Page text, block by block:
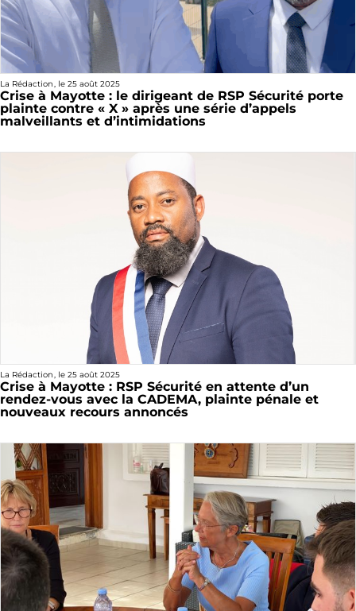
La Rédaction, le 25 août 2025
Crise à Mayotte : le dirigeant de RSP Sécurité porte
plainte contre « X » après une série d’appels
malveillants et d’intimidations
La Rédaction, le 25 août 2025
Crise à Mayotte : RSP Sécurité en attente d’un
rendez-vous avec la CADEMA, plainte pénale et
nouveaux recours annoncés